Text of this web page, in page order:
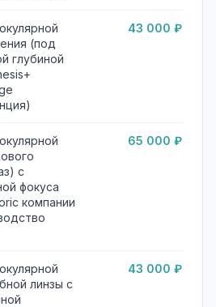
(под
глубиной
43 000 ₽
с
фокуса
компании
65 000 ₽
линзы с
43 000 ₽